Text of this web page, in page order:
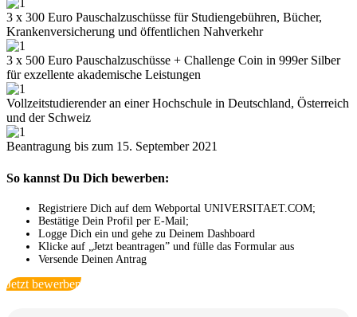
3 x 300 Euro Pauschalzuschüsse für Studiengebühren, Bücher,
Krankenversicherung und öffentlichen Nahverkehr
3 x 500 Euro Pauschalzuschüsse + Challenge Coin in 999er Silber
für exzellente akademische Leistungen
Vollzeitstudierender an einer Hochschule in Deutschland, Österreich
und der Schweiz
Beantragung bis zum 15. September 2021
So kannst Du Dich bewerben:
Registriere Dich auf dem Webportal UNIVERSITAET.COM;
Bestätige Dein Profil per E-Mail;
Logge Dich ein und gehe zu Deinem Dashboard
Klicke auf „Jetzt beantragen” und fülle das Formular aus
Versende Deinen Antrag
Jetzt bewerben